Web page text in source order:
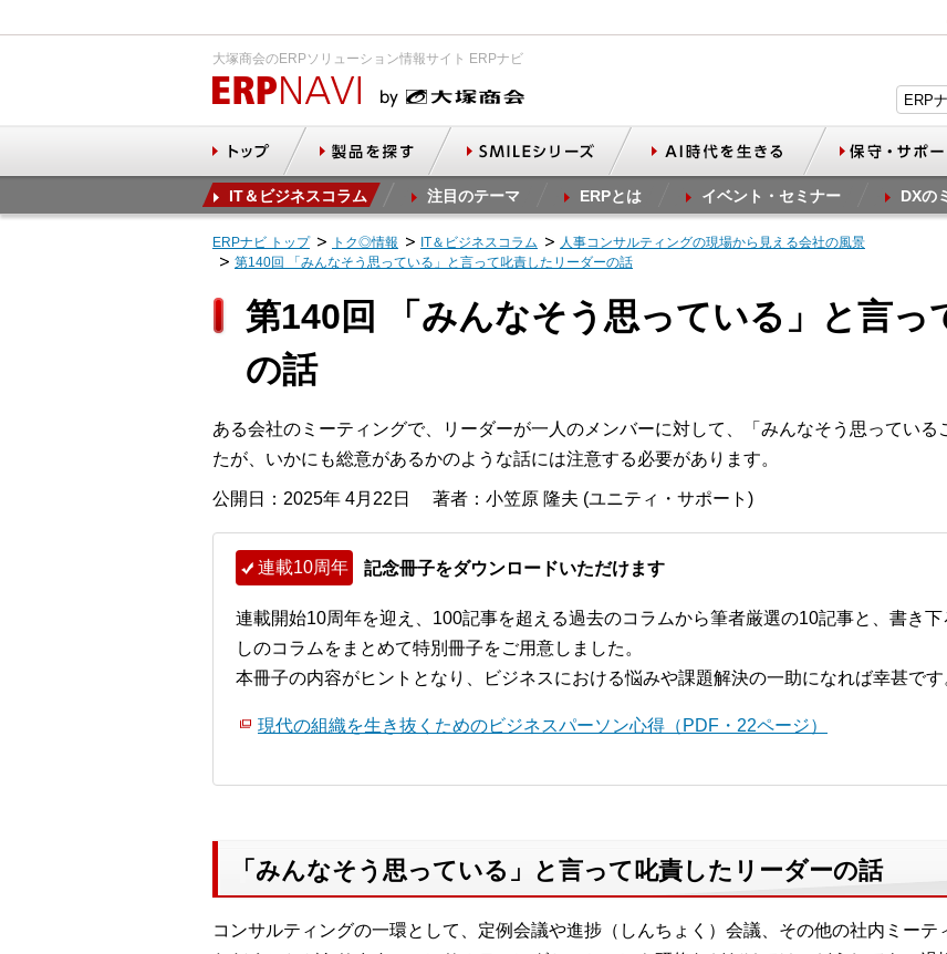
大塚商会のERPソリューション情報サイト ERPナビ
IT＆ビジネスコラム 注目のテーマ ERPとは イベント・セミナー DXの
ERPナビ トップ トク◎情報 IT＆ビジネスコラム
人事コンサルティングの現場から見える会社の風景
第140回 「みんなそう思っている」と言って叱責したリーダーの話
第140回 「みんなそう思っている」と言っ
の話
ある会社のミーティングで、リーダーが一人のメンバーに対して、「みんなそう思ってい
たが、いかにも総意があるかのような話には注意する必要があります。
公開日：2025年 4月22日 著者：小笠原 隆夫 (ユニティ・サポート)
連載10周年 記念冊子をダウンロードいただけます
連載開始10周年を迎え、100記事を超える過去のコラムから筆者厳選の10記事と、書き下
しのコラムをまとめて特別冊子をご用意しました。
本冊子の内容がヒントとなり、ビジネスにおける悩みや課題解決の一助になれば幸甚です
現代の組織を生き抜くためのビジネスパーソン心得（PDF・22ページ）
「みんなそう思っている」と言って叱責したリーダーの話
コンサルティングの一環として、定例会議や進捗（しんちょく）会議、その他の社内ミー